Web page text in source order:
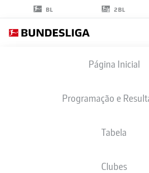
BL 2BL
Página Inicial
Programação e
Tabela
Clubes